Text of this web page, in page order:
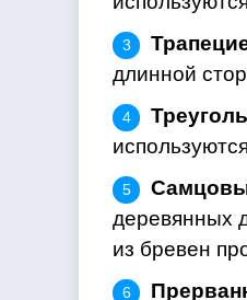
длинной
деревянных
из бревен